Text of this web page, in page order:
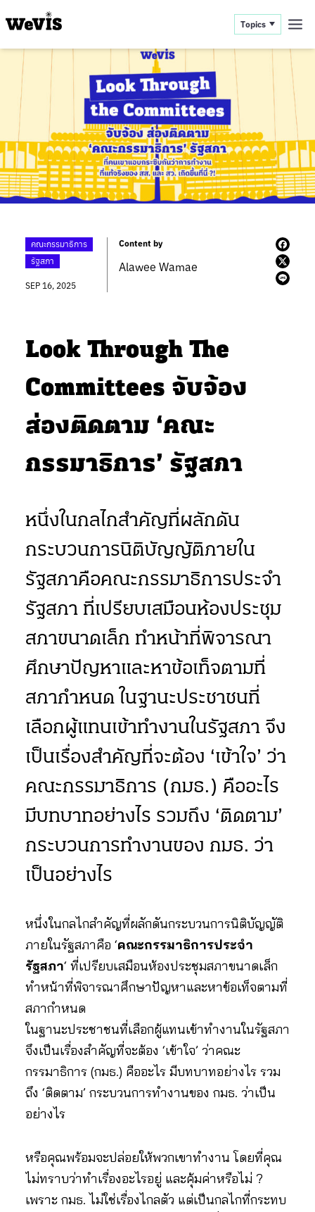
Topics
คณะกรรมาธิการ
รัฐสภา
SEP 16, 2025
Content by
Alawee Wamae
Look Through The
Committees จับจ้อง
ส่องติดตาม ‘คณะ
กรรมาธิการ’ รัฐสภา
หนึ่งในกลไกสำคัญที่ผลักดัน
กระบวนการนิติบัญญัติภายใน
รัฐสภาคือคณะกรรมาธิการประจำ
รัฐสภา ที่เปรียบเสมือนห้องประชุม
สภาขนาดเล็ก ทำหน้าที่พิจารณา
ศึกษาปัญหาและหาข้อเท็จตามที่
สภากำหนด ในฐานะประชาชนที่
เลือกผู้แทนเข้าทำงานในรัฐสภา จึง
เป็นเรื่องสำคัญที่จะต้อง ‘เข้าใจ’ ว่า
คณะกรรมาธิการ (กมธ.) คืออะไร
มีบทบาทอย่างไร รวมถึง ‘ติดตาม’
กระบวนการทำงานของ กมธ. ว่า
เป็นอย่างไร
หนึ่งในกลไกสำคัญที่ผลักดันกระบวนการนิติบัญญัติ
ภายในรัฐสภาคือ ‘คณะกรรมาธิการประจำ
รัฐสภา‘ ที่เปรียบเสมือนห้องประชุมสภาขนาดเล็ก
ทำหน้าที่พิจารณาศึกษาปัญหาและหาข้อเท็จตามที่
สภากำหนด
ในฐานะประชาชนที่เลือกผู้แทนเข้าทำงานในรัฐสภา
จึงเป็นเรื่องสำคัญที่จะต้อง ‘เข้าใจ’ ว่าคณะ
กรรมาธิการ (กมธ.) คืออะไร มีบทบาทอย่างไร รวม
ถึง ‘ติดตาม’ กระบวนการทำงานของ กมธ. ว่าเป็น
อย่างไร
หรือคุณพร้อมจะปล่อยให้พวกเขาทำงาน โดยที่คุณ
ไม่ทราบว่าทำเรื่องอะไรอยู่ และคุ้มค่าหรือไม่ ?
เพราะ กมธ. ไม่ใช่เรื่องไกลตัว แต่เป็นกลไกที่กระทบ